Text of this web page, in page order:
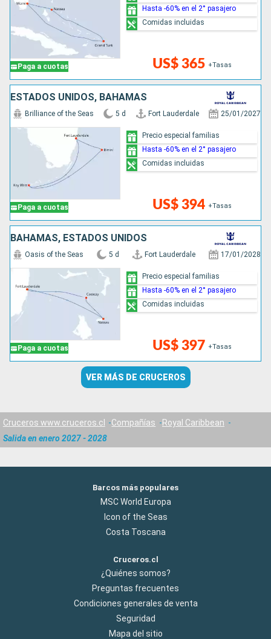
Paga a cuotas US$ 365 +Tasas
Hasta -60% en el 2° pasajero
Comidas incluidas
ESTADOS UNIDOS, BAHAMAS
Paga a cuotas
Brilliance of the Seas 5 d Fort Lauderdale 25/01/2027
US$ 394 +Tasas
Precio especial familias
Hasta -60% en el 2° pasajero
Comidas incluidas
BAHAMAS, ESTADOS UNIDOS
Paga a cuotas
Oasis of the Seas 5 d Fort Lauderdale 17/01/2028
US$ 397 +Tasas
Precio especial familias
Hasta -60% en el 2° pasajero
Comidas incluidas
VER MÁS DE CRUCEROS
Cruceros www.cruceros.cl Compañías
Royal Caribbean
Salida en enero 2027 - 2028
Barcos más populares
MSC World Europa
Icon of the Seas
Costa Toscana
Cruceros.cl
¿Quiénes somos?
Preguntas frecuentes
Condiciones generales de venta
Seguridad
Mapa del sitio